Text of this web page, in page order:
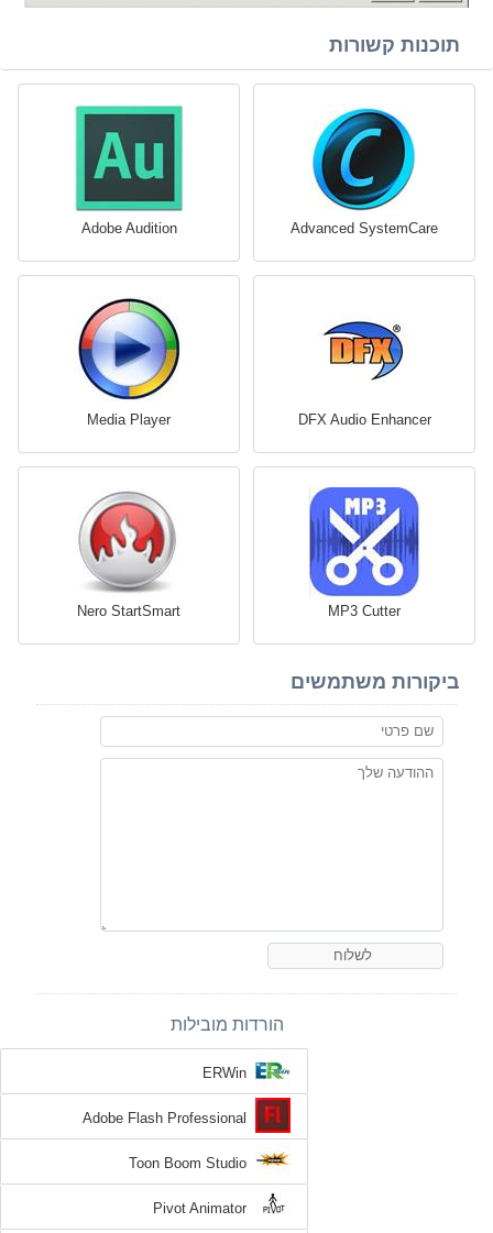
תוכנות קשורות
Advanced SystemCare
Adobe Audition
DFX Audio Enhancer
Media Player
MP3 Cutter
Nero StartSmart
ביקורות משתמשים
הורדות מובילות
ERWin
Adobe Flash Professional
Toon Boom Studio
Pivot Animator